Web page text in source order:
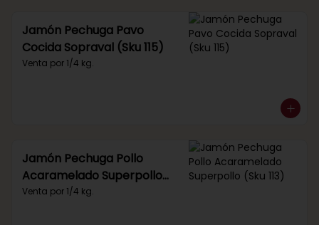
Jamón Pechuga Pavo
Cocida Sopraval (Sku 115)
Venta por 1/4 kg.
Jamón Pechuga Pollo
Acaramelado Superpollo
(Sku 113)
Venta por 1/4 kg.